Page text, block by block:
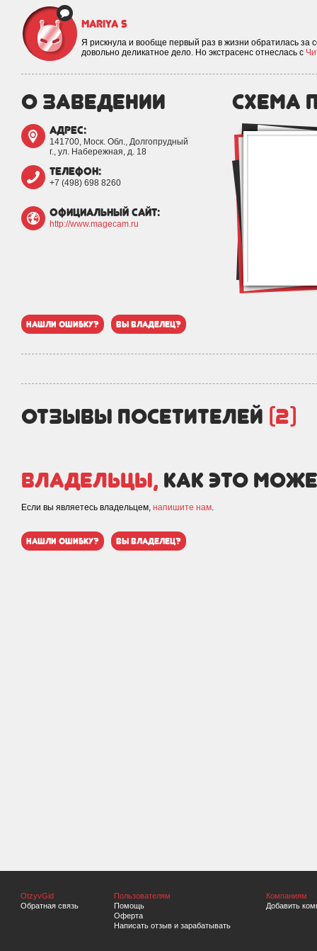
Mariya S
Я рискнула и вообще первый раз в жизни обратилась
довольно деликатное дело. Но экстрасенс отнеслась с
о заведении
адрес:
141700, Моск. Обл., Долгопрудный
г., ул. Набережная, д. 18
телефон:
+7 (498) 698 8260
официальный сайт:
http://www.magecam.ru
схема
нашли ошибку? вы владелец?
отзывы посетителей (2)
Владельцы, как это
Если вы являетесь владельцем, напишите нам.
нашли ошибку? вы владелец?
OtzyvGid
Обратная связь
Пользователям
Помощь
Оферта
Написать отзыв и зарабатывать
Компаниям
Добавить